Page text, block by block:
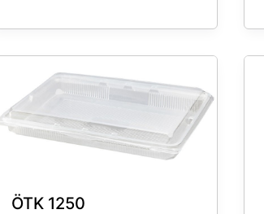
ÖTK 1250
1250